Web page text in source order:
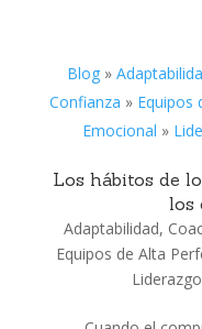
Blog »
Confianza » Equipos
Emocional »
Los hábitos de
los
Adaptabilidad,
Equipos de Alta
Liderazgo